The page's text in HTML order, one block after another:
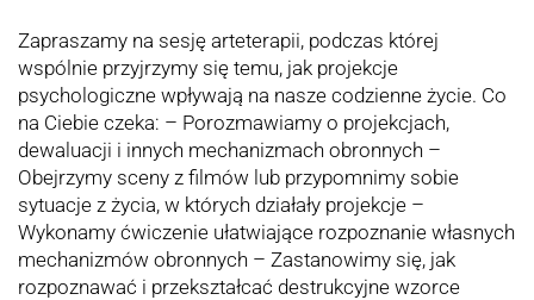
Zapraszamy na sesję arteterapii, podczas której
wspólnie przyjrzymy się temu, jak projekcje
psychologiczne wpływają na nasze codzienne życie. Co
na Ciebie czeka: – Porozmawiamy o projekcjach,
dewaluacji i innych mechanizmach obronnych –
Obejrzymy sceny z filmów lub przypomnimy sobie
sytuacje z życia, w których działały projekcje –
Wykonamy ćwiczenie ułatwiające rozpoznanie własnych
mechanizmów obronnych – Zastanowimy się, jak
rozpoznawać i przekształcać destrukcyjne wzorce